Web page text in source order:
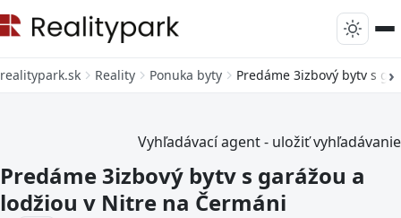
realitypark.sk Reality Ponuka byty Predáme 3izbový bytv s
Vyhľadávací agent - uložiť vyhľadávanie
Predáme 3izbový bytv s garážou a
lodžiou v Nitre na Čermáni